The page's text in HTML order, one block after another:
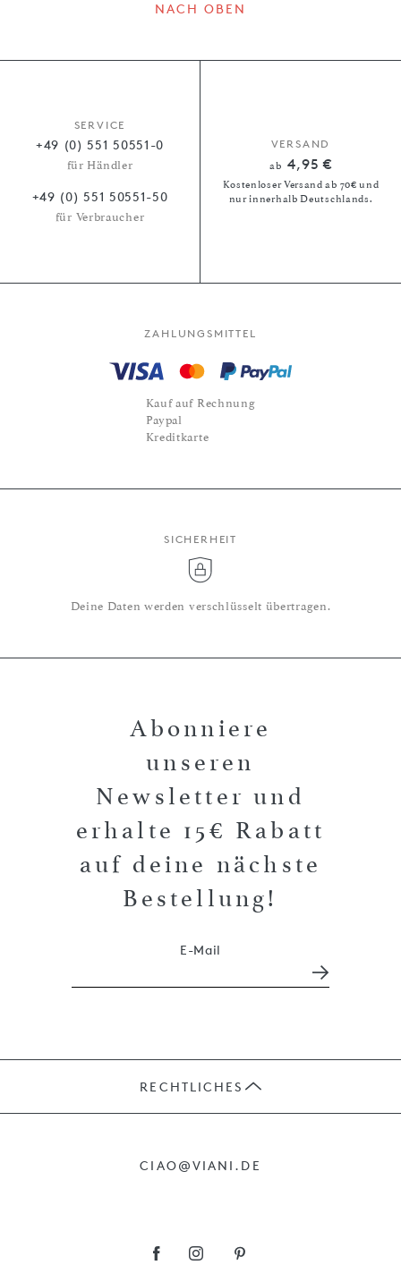
NACH OBEN
SERVICE
+49 (0) 551 50551-0
für Händler
+49 (0) 551 50551-50
für Verbraucher
VERSAND
ab 4,95 €
Kostenloser Versand ab 70€ und
nur innerhalb Deutschlands.
ZAHLUNGSMITTEL
Kauf auf Rechnung
Paypal
Kreditkarte
SICHERHEIT
Deine Daten werden verschlüsselt übertragen.
Abonniere
unseren
Newsletter und
erhalte 15€ Rabatt
auf deine nächste
Bestellung!
E-Mail
RECHTLICHES
CIAO@VIANI.DE